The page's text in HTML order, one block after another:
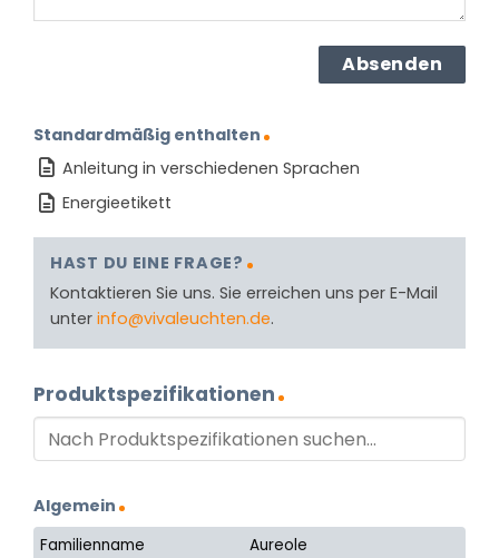
Standardmäßig enthalten
Anleitung in verschiedenen Sprachen
Energieetikett
HAST DU EINE FRAGE?
Kontaktieren Sie uns. Sie erreichen uns per E-Mail
unter info@vivaleuchten.de.
Produktspezifikationen
Algemein
Familienname
Aureole